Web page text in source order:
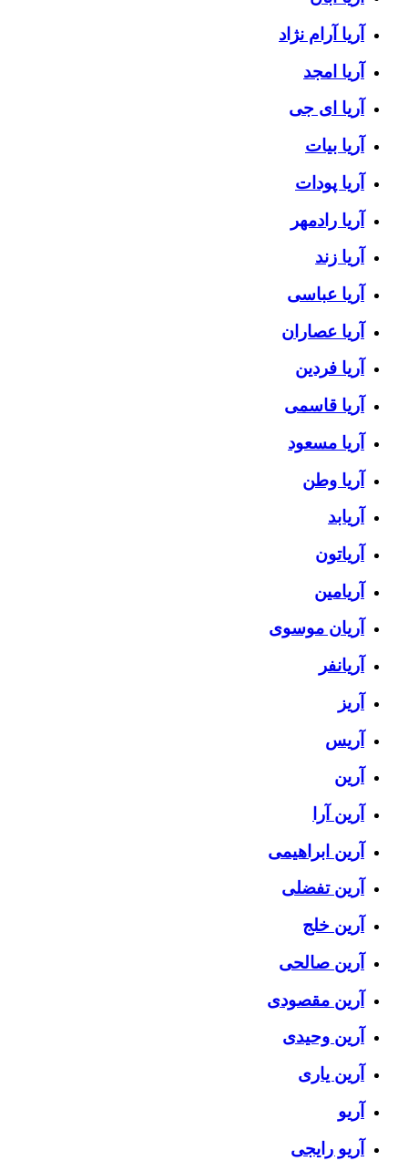
آریا آرام نژاد
آریا امجد
آریا ای جی
آریا بیات
آریا پودات
آریا رادمهر
آریا زند
آریا عباسی
آریا عصاران
آریا فردین
آریا قاسمی
آریا مسعود
آریا وطن
آریابد
آریاتون
آریامین
آریان موسوی
آریانفر
آریز
آریس
آرین
آرین آرا
آرین ابراهیمی
آرین تفضلی
آرین خلج
آرین صالحی
آرین مقصودی
آرین وحیدی
آرین یاری
آریو
آریو رایجی